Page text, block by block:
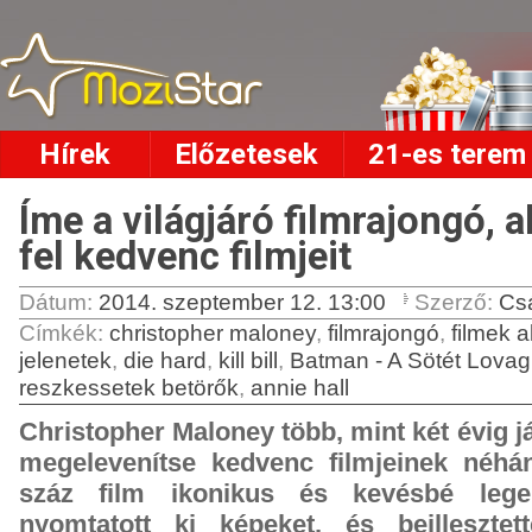
Hírek Előzetesek 21-es terem
Íme a világjáró filmrajongó,
fel kedvenc filmjeit
Dátum: 2014. szeptember 12. 13:00 Szerző:
Címkék: christopher maloney, filmrajongó, filmek
jelenetek, die hard, kill bill , Batman - A Sötét Lovag
reszkessetek betörők, annie hall
Christopher Maloney több, mint két évig
megelevenítse kedvenc filmjeinek
száz film ikonikus és kevésbé
nyomtatott ki képeket, és